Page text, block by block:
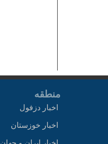
منطقه
اخبار دزفول
اخبار خوزستان